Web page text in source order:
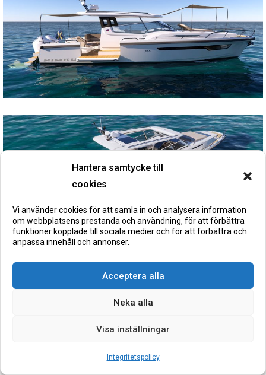
Hantera samtycke till
cookies
Vi använder cookies för att samla in och analysera information
om webbplatsens prestanda och användning, för att förbättra
funktioner kopplade till sociala medier och för att förbättra och
anpassa innehåll och annonser.
Acceptera alla
Neka alla
Visa inställningar
Integritetspolicy